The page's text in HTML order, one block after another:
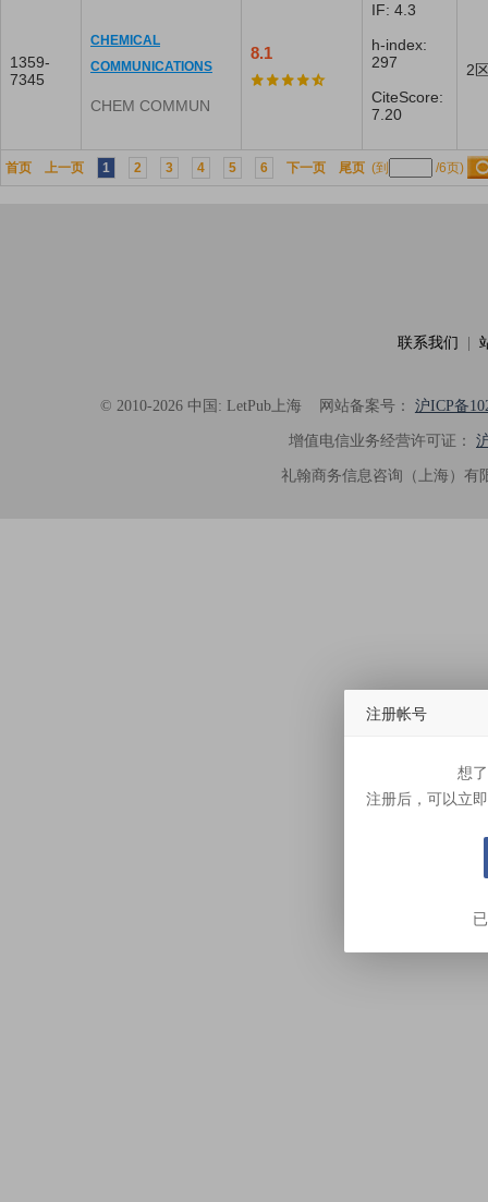
1359-
7345
CHEMICAL
COMMUNICATIONS
CHEM COMMUN
8.1
IF: 4.3
h-index:
297
CiteScore:
7.20
2
首页 上一页 1 2 3 4 5 6 下一页 尾页 (到 /6页)
联系我们
© 2010-2026 中国: LetPub上海网站备案号： 沪ICP备
增值电信业务经营许可证：
礼翰商务信息咨询（上海）
注册帐号
想
注册后，可以立